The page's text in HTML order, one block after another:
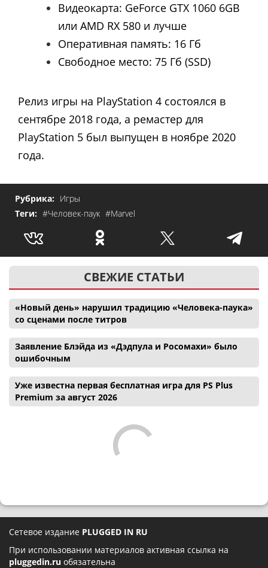
Видеокарта: GeForce GTX 1060 6GB
или AMD RX 580 и лучше
Оперативная память: 16 Гб
Свободное место: 75 Гб (SSD)
Релиз игры на PlayStation 4 состоялся в
сентябре 2018 года, а ремастер для
PlayStation 5 был выпущен в ноябре 2020
года.
Рубрика: Игры
Теги: #Человек-паук #Marvel
СВЕЖИЕ СТАТЬИ
«Новый день» нарушил традицию «Человека-паука»
со сценами после титров
Заявление Блэйда из «Дэдпула и Росомахи» было
ошибочным
Уже известна первая бесплатная игра для PS Plus
Premium за август 2026
Сетевое издание PLUGGED IN RU
При использовании материалов активная ссылка на
pluggedin.ru обязательна